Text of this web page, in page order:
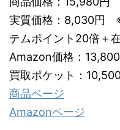
実質価格：8,030円
テムポイント20倍＋
Amazon価格：
買取ポケット：
商品ページ
Amazonページ